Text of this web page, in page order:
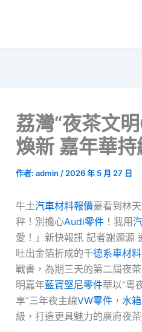
荔灣“夜茶文
煥新 嘉年華
作者: admin / 2026 年 5 月 27 日
牛土汽車材料報價豪看到林
秤！別擔心Audi零件 ！我用
愛！」新快報訊 記者謝源源
吐出金箔折成的千德系車材料
戰書，為期三天的第二屆夜
明嘉年藍寶堅尼零件華以“粵
享”三年夜主線VW零件 ， 水
級，打造更具魅力的廣府夜